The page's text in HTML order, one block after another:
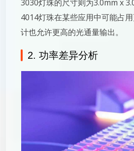
3030灯珠的尺寸则为3.0mm x
4014灯珠在某些应用中可能占
计也允许更高的光通量输出。
2. 功率差异分析